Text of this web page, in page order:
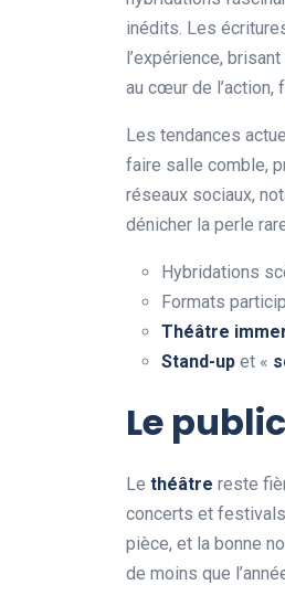
inédits. Les
l’expérience,
au cœur de l’action,
Les tendances
faire salle comble,
réseaux sociaux,
dénicher la perle
Hybridations
Formats
Théâtre
Stand-up et «
Le
Le théâtre reste
concerts et
pièce, et la bonne
de moins que